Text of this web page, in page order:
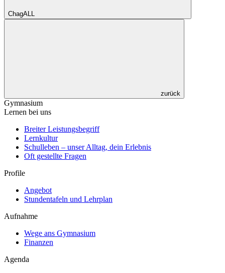
ChagALL
zurück
Gymnasium
Lernen bei uns
Breiter Leistungsbegriff
Lernkultur
Schulleben – unser Alltag, dein Erlebnis
Oft gestellte Fragen
Profile
Angebot
Stundentafeln und Lehrplan
Aufnahme
Wege ans Gymnasium
Finanzen
Agenda